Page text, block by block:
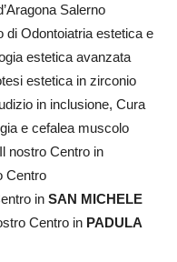
Salerno
di Odontoiatria estetica e
estetica avanzata
estetica in zirconio
in inclusione, Cura
e cefalea muscolo
nostro Centro in
Centro
in SAN MICHELE
Centro in PADULA